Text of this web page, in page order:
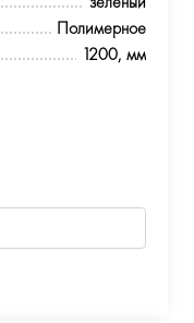
Полимерное
1200, мм